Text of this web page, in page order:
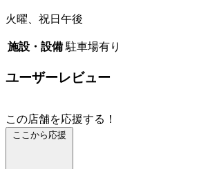
火曜、祝日午後
施設・設備 駐車場有り
ユーザーレビュー
この店舗を応援する！
ここから応援